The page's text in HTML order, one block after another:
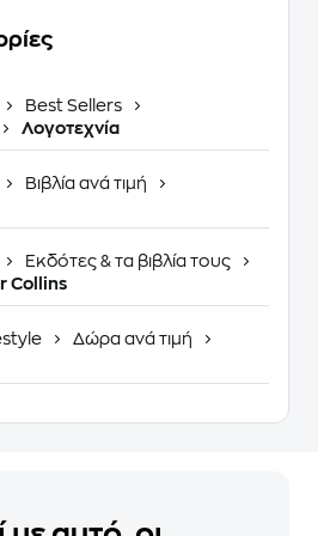
Best Sellers
Λογοτεχνία
Βιβλία ανά τιμή
Εκδότες & τα βιβλία τους
Collins
Δώρα ανά τιμή